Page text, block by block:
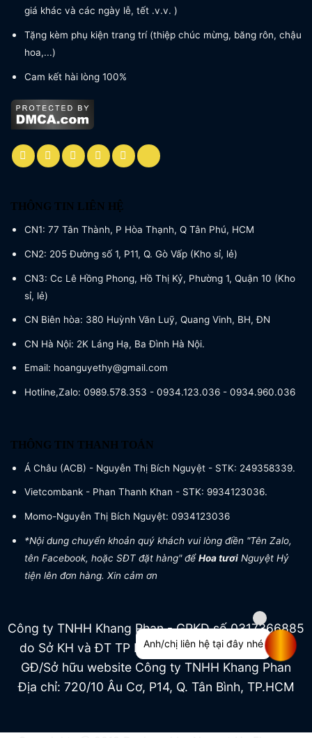
giá khác và các ngày lễ, tết .v.v. )
Tặng kèm phụ kiện trang trí (thiệp chúc mừng, băng rôn, chậu
hoa,...)
Cam kết hài lòng 100%
THÔNG TIN LIÊN HỆ
CN1: 77 Tân Thành, P Hòa Thạnh, Q Tân Phú, HCM
CN2: 205 Đường số 1, P11, Q. Gò Vấp (Kho sỉ, lẻ)
CN3: Cc Lê Hồng Phong, Hồ Thị Kỷ, Phường 1, Quận 10 (Kho
sỉ, lẻ)
CN Biên hòa: 380 Huỳnh Văn Luỹ, Quang Vinh, BH, ĐN
CN Hà Nội: 2K Láng Hạ, Ba Đình Hà Nội.
Email: hoanguyethy@gmail.com
Hotline,Zalo: 0989.578.353 - 0934.123.036 - 0934.960.036
THÔNG TIN THANH TOÁN
Á Châu (ACB) - Nguyễn Thị Bích Nguyệt - STK: 249358339.
Vietcombank - Phan Thanh Khan - STK: 9934123036.
Momo-Nguyễn Thị Bích Nguyệt: 0934123036
*Nội dung chuyển khoản quý khách vui lòng điền "Tên Zalo,
tên Facebook, hoặc SĐT đặt hàng" đểHoa tươi Nguyệt Hỷ
tiện lên đơn hàng. Xin cảm ơn
Công ty TNHH Khang Phan - GPKD số 0317366885
do Sở KH và ĐT TP HCM cấp ngày 04/07/2022
GĐ/Sở hữu website Công ty TNHH Khang Phan
Địa chỉ: 720/10 Âu Cơ, P14, Q. Tân Bình, TP.HCM
Anh/chị liên hệ tại đây nhé